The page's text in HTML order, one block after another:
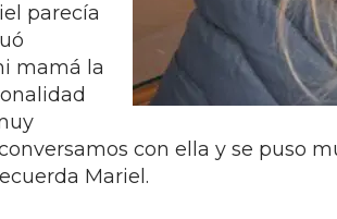
parecía
mamá la
con ella y se puso
Mariel.